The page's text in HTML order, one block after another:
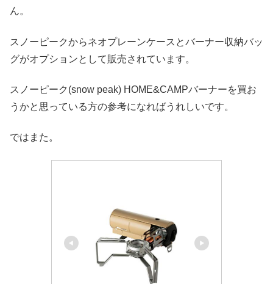
ん。
スノーピークからネオプレーンケースとバーナー収納バッ
グがオプションとして販売されています。
スノーピーク(snow peak) HOME&CAMPバーナーを買お
うかと思っている方の参考になればうれしいです。
ではまた。